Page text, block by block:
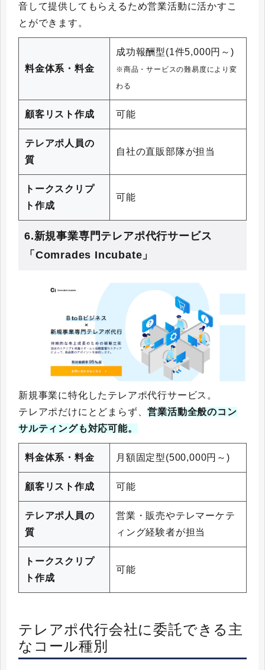
音して提供してもらえるため営業活動に活かすこ
とができます。
料金体系・料金
成功報酬型(1件5,000円～)
※商品・サービスの難易度により変
わる
顧客リスト作成 可能
テレアポ人員の
質
自社の直販部隊が担当
トークスクリプ
ト作成
可能
6.新規事業専門テレアポ代行サービス
「Comrades Incubate」
新規事業に特化したテレアポ代行サービス。
テレアポだけにとどまらず、営業活動全般のコン
サルティングも対応可能。
料金体系・料金 月額固定型(500,000円～)
顧客リスト作成 可能
テレアポ人員の
質
営業・販売やテレマーケテ
ィング経験者が担当
トークスクリプ
ト作成
可能
テレアポ代行会社に委託できる主
なコール種別